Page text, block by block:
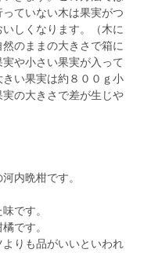
ていない木は果実がつ
しくなります。（木に
のままの大きさで箱に
や小さい果実が入って
い果実は約８００ｇ小
の大きさで差が生じや
内晩柑です。
です。
です。
りも品がいいといわれ